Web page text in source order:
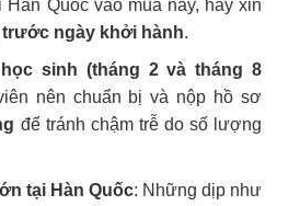
Hàn Quốc vào mùa này, hãy xin
trước ngày khởi hành.
sinh (tháng 2 và tháng 8
nên chuẩn bị và nộp hồ sơ
để tránh chậm trễ do số lượng
tại Hàn Quốc: Những dịp như